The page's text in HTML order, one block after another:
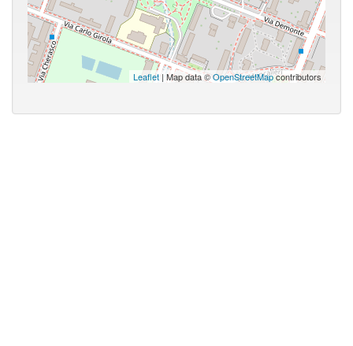
Leaflet | Map data ©OpenStreetMapcontributors